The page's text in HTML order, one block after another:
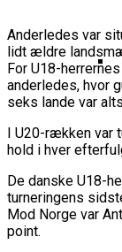
Anderledes var
lidt ældre
For U18-
anderledes, hvor
seks lande var
I U20-rækken var
hold i hver
De danske U18-
turneringens
Mod Norge var
point.